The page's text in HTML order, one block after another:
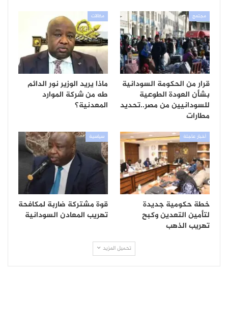
مجتمع
قرار من الحكومة السودانية
بشأن العودة الطوعية
للسودانيين من مصر..تحديد
مطارات
مقالات
ماذا يريد الوزير نور الدائم
طه من شركة الموارد
المعدنية؟
أخبار عاجلة
خطة حكومية جديدة
لتأمين التعدين وكبح
تهريب الذهب
سياسية
قوة مشتركة ضاربة لمكافحة
تهريب المعادن السودانية
تحميل المزيد